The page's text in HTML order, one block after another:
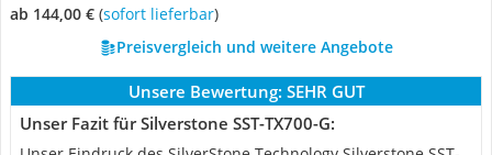
ab 144,00 € ( Sofort lieferbar)
Preisvergleich und weitere Angebote
Unsere Bewertung: SEHR GUT
Unser Fazit für Silverstone SST-TX700-G: